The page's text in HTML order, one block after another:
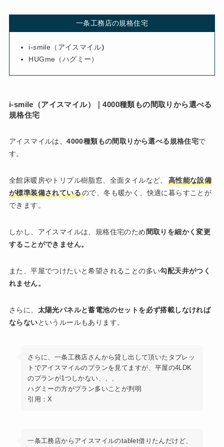
一条工務店の規格住宅
i-smile（アイスマイル）
HUGme（ハグミー）
i-smile（アイスマイル）
｜4000種類もの間取りから選べる
規格住宅
アイスマイルは、4000種類もの間取りから選べる規格住宅で
す。
全館床暖房やトリプル樹脂窓、全面タイルなど、
高性能な設備
が標準装備されているので、冬も暖かく、快適に暮らすことが
できます。
しかし、アイスマイルは、規格住宅のため 間取りを細かく変更
することができません。
また、平屋でつけたいと希望されることの多い勾配天井がつく
れません。
さらに、 太陽光パネルと蓄電池のセットを必ず搭載しなければ
ならないというルールもあります。
さらに、一条工務店さんから貸し出して頂いたタブレッ
トでアイスマイルのプランを見てますが、平屋の4LDK
のプランが1つしかない、、、
ハグミーの方がプラン多いことが判明
引用：X
一条工務店からアイスマイルのtablet借りたんだけど、